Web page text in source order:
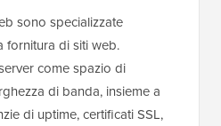
sono specializzate
fornitura di siti web.
come spazio di
di banda, insieme a
di uptime, certificati SSL,